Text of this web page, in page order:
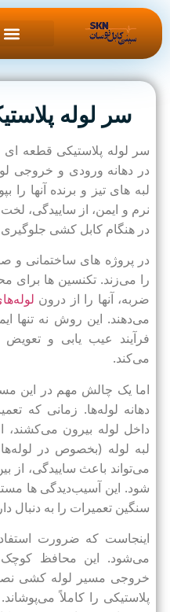
سر لوله
سر لوله پلاستیکی قطعه‌
در دهانه ورودی و خروجی
لبه‌ های تیز و برنده آنها
نرم و ایمن، از ساییدگی،
در هنگام کابل‌ کشی
در پروژه‌ های ساختمانی
را می‌زند. تکنسین‌ ها برای
ضربه، آنها را از درون
می‌دهند. این روش نه‌ تنها
فرآیند عیب‌ یابی و تعویض
می‌کند.
اما یک چالش مهم در این
دهانه لوله‌ها. زمانی که
داخل لوله بیرون
می‌تواند باعث ساییدگی، از
شود. این آسیب‌دیدگی‌ ها
سنگین تعمیرات را به دنبال
اینجاست که ضرورت
می‌شود. این محافظ
خروجی مسیر لوله‌ کشی
پلاستیکی را کاملاً